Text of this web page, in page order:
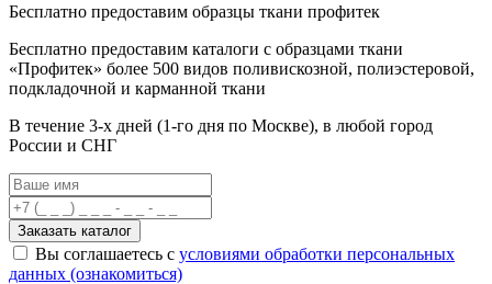
Бесплатно предоставим образцы ткани профитек
Бесплатно предоставим каталоги с образцами ткани
«Профитек» более 500 видов поливискозной, полиэстеровой,
подкладочной и карманной ткани
В течение 3-х дней (1-го дня по Москве), в любой город
России и СНГ
Заказать каталог
Вы соглашаетесь с условиями обработки персональных
данных (ознакомиться)